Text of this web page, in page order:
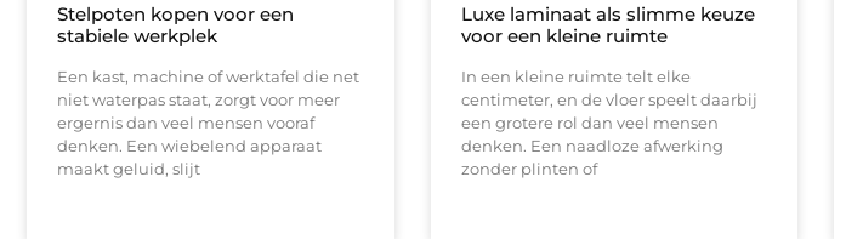
Stelpoten kopen voor een
stabiele werkplek
Een kast, machine of werktafel die net
niet waterpas staat, zorgt voor meer
ergernis dan veel mensen vooraf
denken. Een wiebelend apparaat
maakt geluid, slijt
Luxe laminaat als slimme keuze
voor een kleine ruimte
In een kleine ruimte telt elke
centimeter, en de vloer speelt daarbij
een grotere rol dan veel mensen
denken. Een naadloze afwerking
zonder plinten of